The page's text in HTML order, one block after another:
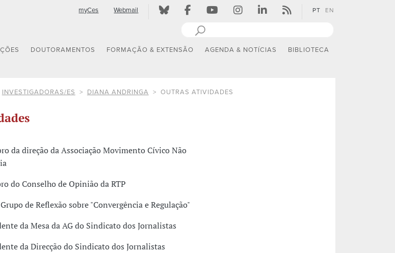
myCes Webmail PT EN
DOUTORAMENTOS FORMAÇÃO & EXTENSÃO AGENDA & NOTÍCIAS BIBLIOTECA
INVESTIGADORAS/ES DIANA ANDRINGA OUTRAS ATIVIDADES
da direção da Associação Movimento Cívico Não
do Conselho de Opinião da RTP
de Reflexão sobre "Convergência e Regulação"
da Mesa da AG do Sindicato dos Jornalistas
da Direcção do Sindicato dos Jornalistas